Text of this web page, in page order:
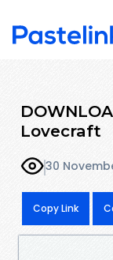
Lovecraft
30
Copy Link